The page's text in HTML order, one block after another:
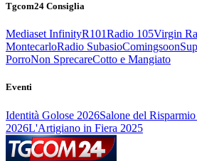
Tgcom24 Consiglia
Mediaset InfinityR101Radio 105Virgin
MontecarloRadio SubasioComingsoon
PorroNon SprecareCotto e Mangiato
Eventi
Identità Golose 2026Salone del
2026L'Artigiano in Fiera 2025